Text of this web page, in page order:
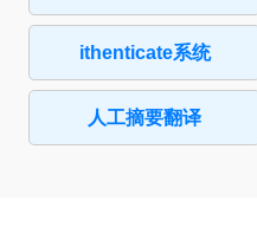
ithenticate系统
人工摘要翻译